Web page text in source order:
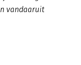
vandaaruit